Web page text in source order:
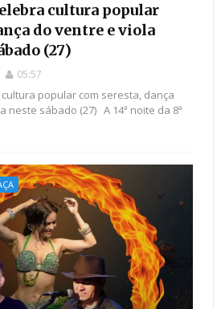
cultura popular
do ventre e viola
(27)
05:57
popular com seresta, dança
neste sábado (27) A 14ª noite da 8ª